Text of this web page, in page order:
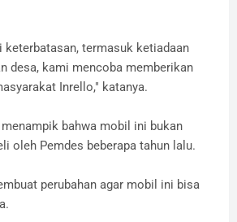
keterbatasan, termasuk ketiadaan
desa, kami mencoba memberikan
Inrello," katanya.
bahwa mobil ini bukan
oleh Pemdes beberapa tahun lalu.
perubahan agar mobil ini bisa